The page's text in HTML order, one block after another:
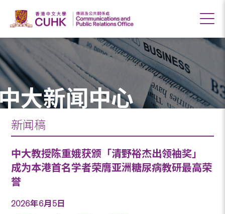
大新闻中心
新闻稿
中大教授陈重娥获颁「清野裕杰出领袖奖」
成为本港首名学者荣膺亚洲糖尿病教研最高荣
誉
2026年6月5日